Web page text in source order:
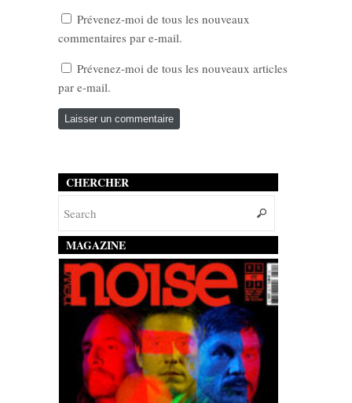
Prévenez-moi de tous les nouveaux
commentaires par e-mail.
Prévenez-moi de tous les nouveaux articles
par e-mail.
CHERCHER
MAGAZINE